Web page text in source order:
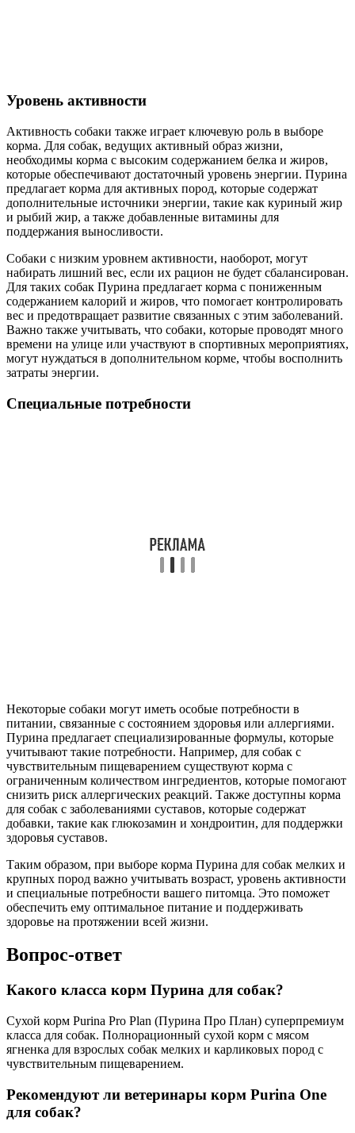
Уровень активности
Активность собаки также играет ключевую роль в выборе
корма. Для собак, ведущих активный образ жизни,
необходимы корма с высоким содержанием белка и жиров,
которые обеспечивают достаточный уровень энергии. Пурина
предлагает корма для активных пород, которые содержат
дополнительные источники энергии, такие как куриный жир
и рыбий жир, а также добавленные витамины для
поддержания выносливости.
Собаки с низким уровнем активности, наоборот, могут
набирать лишний вес, если их рацион не будет сбалансирован.
Для таких собак Пурина предлагает корма с пониженным
содержанием калорий и жиров, что помогает контролировать
вес и предотвращает развитие связанных с этим заболеваний.
Важно также учитывать, что собаки, которые проводят много
времени на улице или участвуют в спортивных мероприятиях,
могут нуждаться в дополнительном корме, чтобы восполнить
затраты энергии.
Специальные потребности
Некоторые собаки могут иметь особые потребности в
питании, связанные с состоянием здоровья или аллергиями.
Пурина предлагает специализированные формулы, которые
учитывают такие потребности. Например, для собак с
чувствительным пищеварением существуют корма с
ограниченным количеством ингредиентов, которые помогают
снизить риск аллергических реакций. Также доступны корма
для собак с заболеваниями суставов, которые содержат
добавки, такие как глюкозамин и хондроитин, для поддержки
здоровья суставов.
Таким образом, при выборе корма Пурина для собак мелких и
крупных пород важно учитывать возраст, уровень активности
и специальные потребности вашего питомца. Это поможет
обеспечить ему оптимальное питание и поддерживать
здоровье на протяжении всей жизни.
Вопрос-ответ
Какого класса корм Пурина для собак?
Сухой корм Purina Pro Plan (Пурина Про План) суперпремиум
класса для собак. Полнорационный сухой корм с мясом
ягненка для взрослых собак мелких и карликовых пород с
чувствительным пищеварением.
Рекомендуют ли ветеринары корм Purina One
для собак?